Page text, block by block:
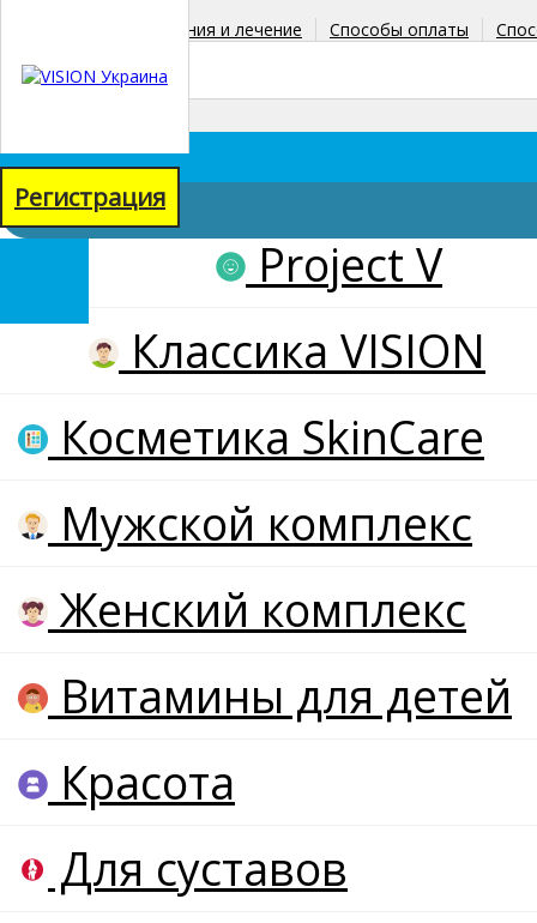
Заболевания и лечение Способы оплаты
Регистрация
Project V
Классика VISION
Косметика SkinCare
Мужской комплекс
Женский комплекс
Витамины для детей
Красота
Для суставов